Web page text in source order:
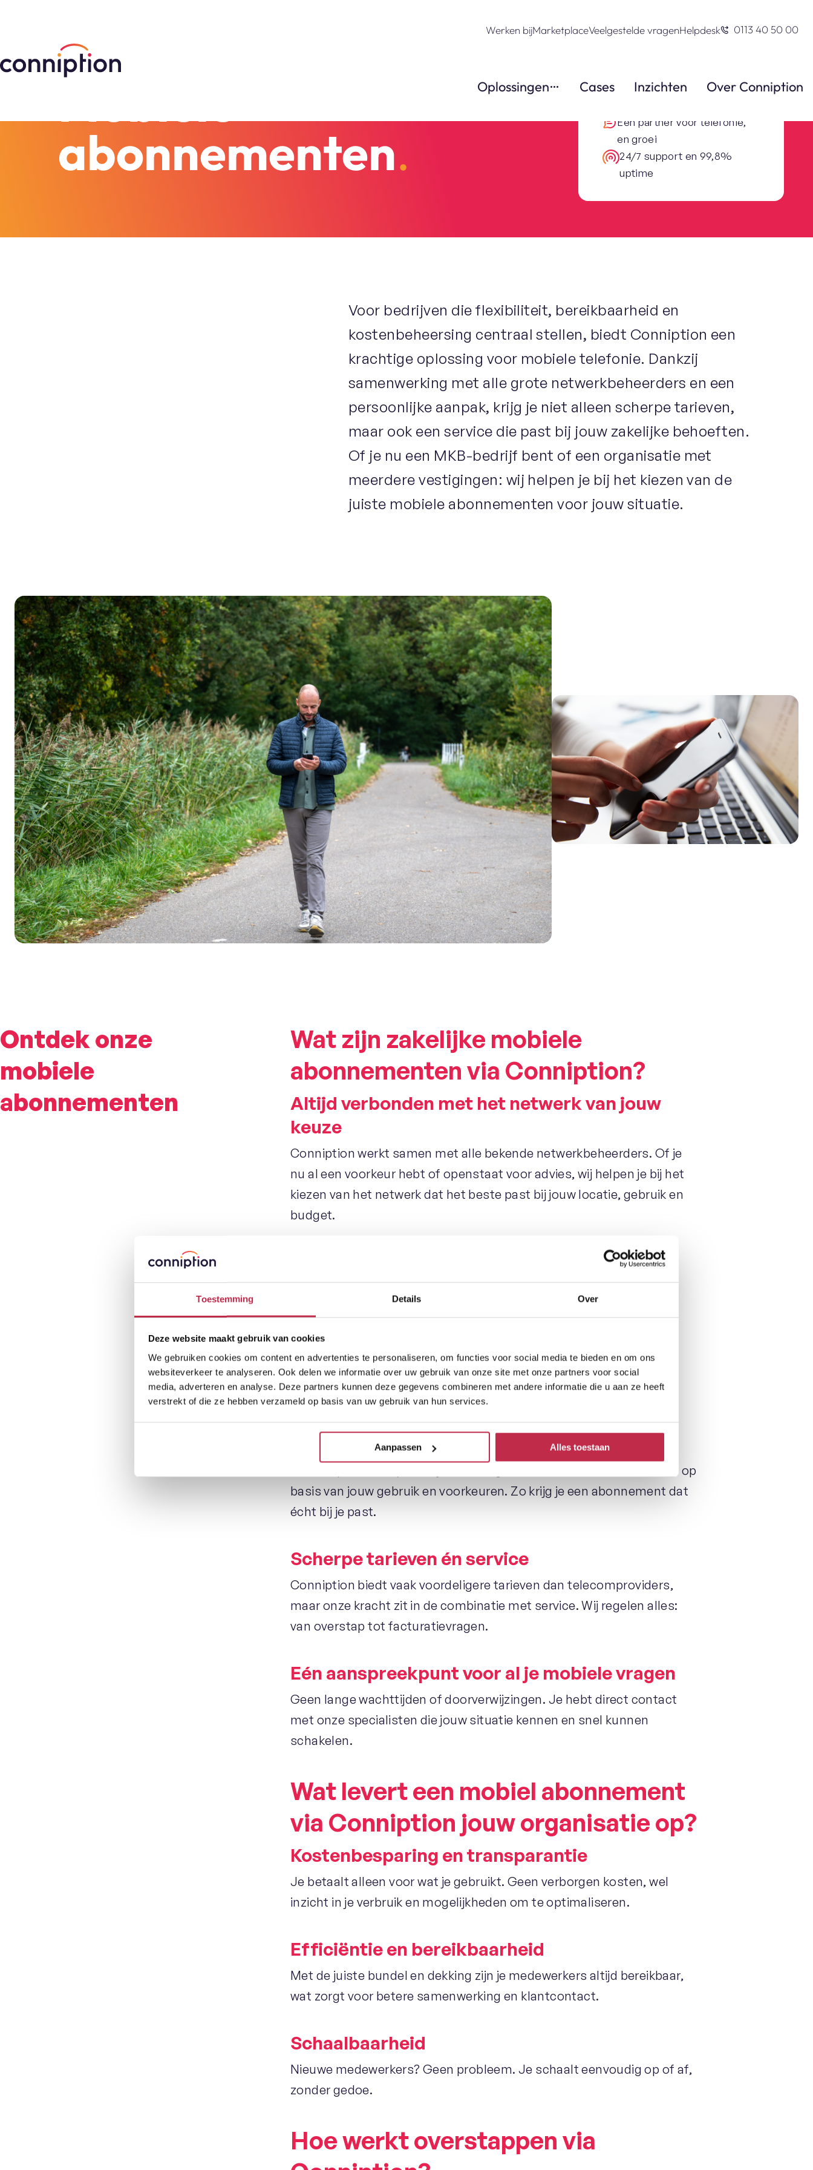
Toestemming Details Over
Deze website maakt gebruik van cookies
We gebruiken cookies om content en advertenties te personaliseren, om functies voor social media te bieden en om ons
websiteverkeer te analyseren. Ook delen we informatie over uw gebruik van onze site met onze partners voor social
media, adverteren en analyse. Deze partners kunnen deze gegevens combineren met andere informatie die u aan ze heeft
verstrekt of die ze hebben verzameld op basis van uw gebruik van hun services.
Aanpassen Alles toestaan
Werken bijMarketplaceVeelgestelde vragenHelpdesk 0113 40 50 00
Oplossingen Cases Inzichten Over Conniption
Zakelijke telefonie
Mobiele
abonnementen
Altijd professionele
Eén partner voor telefonie,
en groei
24/7 support en 99,8%
uptime
Voor bedrijven die flexibiliteit, bereikbaarheid en
kostenbeheersing centraal stellen, biedt Conniption een
krachtige oplossing voor mobiele telefonie. Dankzij
samenwerking met alle grote netwerkbeheerders en een
persoonlijke aanpak, krijg je niet alleen scherpe tarieven,
maar ook een service die past bij jouw zakelijke behoeften.
Of je nu een MKB-bedrijf bent of een organisatie met
meerdere vestigingen: wij helpen je bij het kiezen van de
juiste mobiele abonnementen voor jouw situatie.
Ontdek onze
mobiele
abonnementen
Wat zijn zakelijke mobiele
abonnementen via Conniption?
Altijd verbonden met het netwerk van jouw
keuze
Conniption werkt samen met alle bekende netwerkbeheerders. Of je
nu al een voorkeur hebt of openstaat voor advies, wij helpen je bij het
kiezen van het netwerk dat het beste past bij jouw locatie, gebruik en
budget.
Flexibele bundels voor elk type medewerker
Van intensieve gebruikers tot medewerkers die sporadisch bellen:
Waarom kiezen voor Conniption in
plaats van direct bij een provider?
Persoonlijk advies op maat
Onze experts analyseren jouw huidige telecomfactuur en adviseren op
basis van jouw gebruik en voorkeuren. Zo krijg je een abonnement dat
écht bij je past.
Scherpe tarieven én service
Conniption biedt vaak voordeligere tarieven dan telecomproviders,
maar onze kracht zit in de combinatie met service. Wij regelen alles:
van overstap tot facturatievragen.
Eén aanspreekpunt voor al je mobiele vragen
Geen lange wachttijden of doorverwijzingen. Je hebt direct contact
met onze specialisten die jouw situatie kennen en snel kunnen
schakelen.
Wat levert een mobiel abonnement
via Conniption jouw organisatie op?
Kostenbesparing en transparantie
Je betaalt alleen voor wat je gebruikt. Geen verborgen kosten, wel
inzicht in je verbruik en mogelijkheden om te optimaliseren.
Efficiëntie en bereikbaarheid
Met de juiste bundel en dekking zijn je medewerkers altijd bereikbaar,
wat zorgt voor betere samenwerking en klantcontact.
Schaalbaarheid
Nieuwe medewerkers? Geen probleem. Je schaalt eenvoudig op of af,
zonder gedoe.
Hoe werkt overstappen via